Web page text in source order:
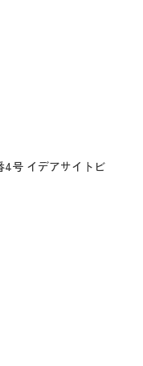
4号 イデアサイトビ